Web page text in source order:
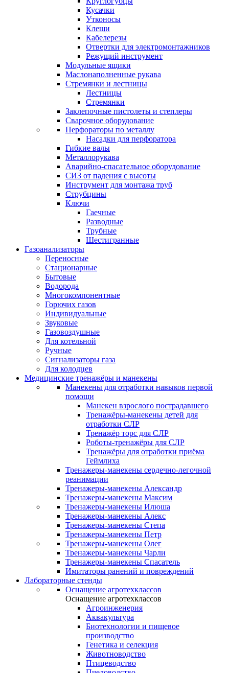
Кусачки
Утконосы
Клещи
Кабелерезы
Отвертки для электромонтажников
Режущий инструмент
Модульные ящики
Маслонаполненные рукава
Стремянки и лестницы
Лестницы
Стремянки
Заклепочные пистолеты и степлеры
Сварочное оборудование
Перфораторы по металлу
Насадки для перфоратора
Гибкие валы
Металлорукава
Аварийно-спасательное оборудование
СИЗ от падения с высоты
Инструмент для монтажа труб
Струбцины
Ключи
Гаечные
Разводные
Трубные
Шестигранные
Газоанализаторы
Переносные
Стационарные
Бытовые
Водорода
Многокомпонентные
Горючих газов
Индивидуальные
Звуковые
Газовоздушные
Для котельной
Ручные
Сигнализаторы газа
Для колодцев
Медицинские тренажёры и манекены
Манекены для отработки навыков первой
помощи
Манекен взрослого пострадавшего
Тренажёры-манекены детей для
отработки СЛР
Тренажёр торс для СЛР
Роботы-тренажёры для СЛР
Тренажёры для отработки приёма
Геймлиха
Тренажеры-манекены сердечно-легочной
реанимации
Тренажеры-манекены Александр
Тренажеры-манекены Максим
Тренажеры-манекены Илюша
Тренажеры-манекены Алекс
Тренажеры-манекены Степа
Тренажеры-манекены Петр
Тренажеры-манекены Олег
Тренажеры-манекены Чарли
Тренажеры-манекены Спасатель
Имитаторы ранений и повреждений
Лабораторные стенды
Оснащение агротехклассов
Оснащение агротехклассов
Агроинженерия
Аквакультура
Биотехнологии и пищевое
производство
Генетика и селекция
Животноводство
Птицеводство